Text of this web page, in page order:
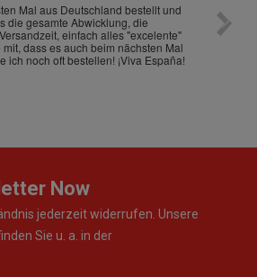
Mal aus Deutschland bestellt und
die gesamte Abwicklung, die
einfach alles "excelente"
dass es auch beim nächsten Mal
ich noch oft bestellen! ¡Viva España!
Die
gut
ist
Now
jederzeit widerrufen. Unsere
Sie u. a. in der